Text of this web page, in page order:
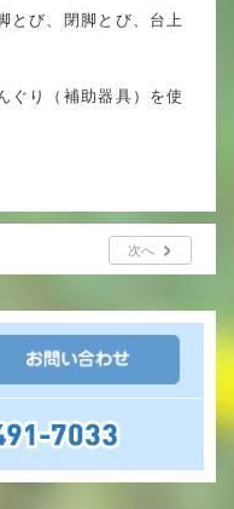
とび、閉脚とび、台上
ぐり（補助器具）を使
次へ
事
・学費
度
試験について